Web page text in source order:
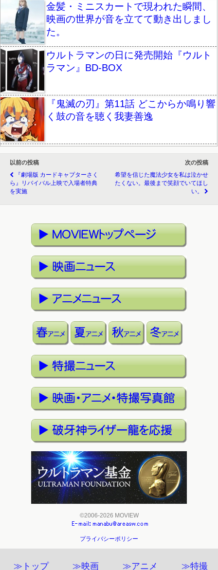
金髪・ミニスカートで現われた瞬間、
映画の世界が音を立てて動き出しまし
た。
ウルトラマンの日に発売開始『ウルト
ラマン』BD-BOX
『鬼滅の刃』第11話 どこからか鳴り響
く鼓の音を聴く我妻善逸
以前の投稿
『劇場版 カードキャプターさく
ら』リバイバル上映で入場者特典
を実施
次の投稿
希望を信じた魔法少女を私は泣かせ
たくない。最後まで笑顔でいてほし
い。
©2006-2026 MOVIEW
プライバシーポリシー
≫トップ ≫映画 ≫アニメ ≫特撮